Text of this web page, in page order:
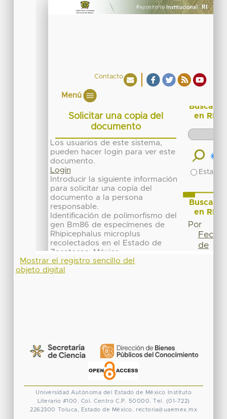
Mostrar el registro sencillo del
objeto digital
Universidad Autónoma del Estado de México
Instituto
Literario #100. Col. Centro C.P. 50000. Tel. (01-722)
2262300
Toluca, Estado de México. rectoria@uaemex.mx